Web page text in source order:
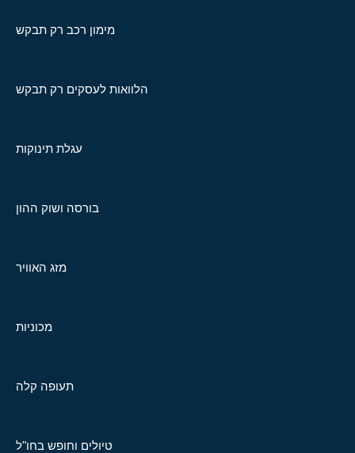
מימון רכב רק תבקש
הלוואות לעסקים רק תבקש
עגלת תינוקות
בורסה ושוק ההון
מזג האוויר
מכוניות
תעופה קלה
טיולים וחופש בחו"ל